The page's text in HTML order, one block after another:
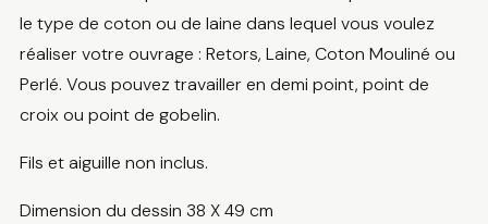
le type de coton ou de laine dans lequel vous voulez
réaliser votre ouvrage : Retors, Laine, Coton Mouliné ou
Perlé. Vous pouvez travailler en demi point, point de
croix ou point de gobelin.
Fils et aiguille non inclus.
Dimension du dessin 38 X 49 cm